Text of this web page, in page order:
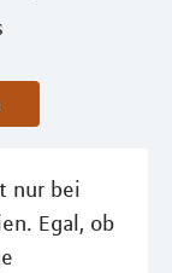
nur bei
Egal, ob